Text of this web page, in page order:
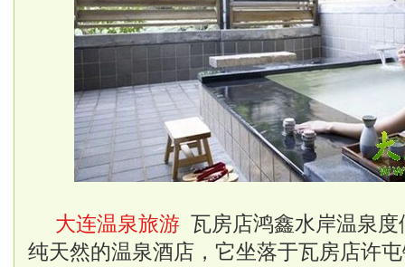
大连温泉旅游 瓦房店鸿鑫水岸温泉
纯天然的温泉酒店，它坐落于瓦房店许